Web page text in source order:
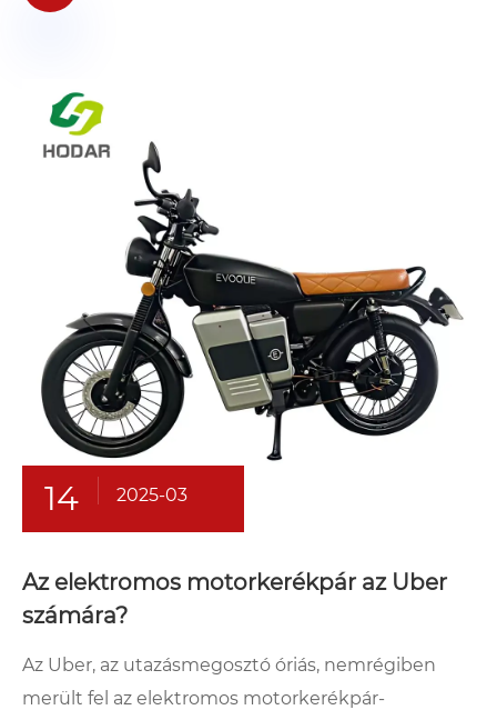
14 2025-03
Az elektromos motorkerékpár az Uber
számára?
Az Uber, az utazásmegosztó óriás, nemrégiben
merült fel az elektromos motorkerékpár-